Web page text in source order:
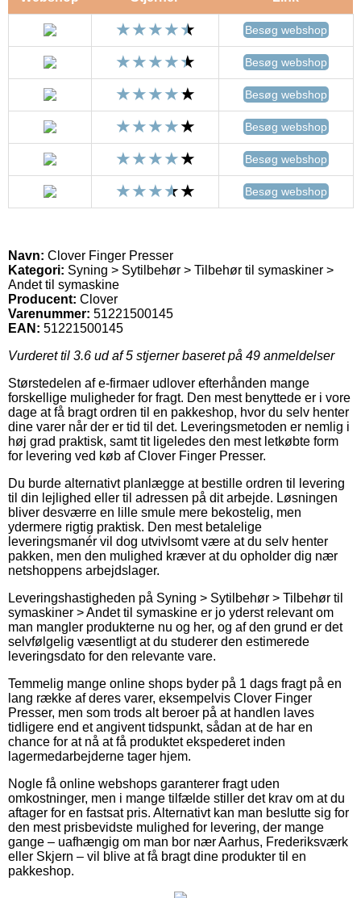
Besøg webshop
Besøg webshop
Besøg webshop
Besøg webshop
Besøg webshop
Besøg webshop
Navn: Clover Finger Presser
Kategori: Syning > Sytilbehør > Tilbehør til symaskiner >
Andet til symaskine
Producent: Clover
Varenummer: 51221500145
EAN: 51221500145
Vurderet til 3.6 ud af 5 stjerner baseret på 49 anmeldelser
Størstedelen af e-firmaer udlover efterhånden mange
forskellige muligheder for fragt. Den mest benyttede er i vore
dage at få bragt ordren til en pakkeshop, hvor du selv henter
dine varer når der er tid til det. Leveringsmetoden er nemlig i
høj grad praktisk, samt tit ligeledes den mest letkøbte form
for levering ved køb af Clover Finger Presser.
Du burde alternativt planlægge at bestille ordren til levering
til din lejlighed eller til adressen på dit arbejde. Løsningen
bliver desværre en lille smule mere bekostelig, men
ydermere rigtig praktisk. Den mest betalelige
leveringsmanér vil dog utvivlsomt være at du selv henter
pakken, men den mulighed kræver at du opholder dig nær
netshoppens arbejdslager.
Leveringshastigheden på Syning > Sytilbehør > Tilbehør til
symaskiner > Andet til symaskine er jo yderst relevant om
man mangler produkterne nu og her, og af den grund er det
selvfølgelig væsentligt at du studerer den estimerede
leveringsdato for den relevante vare.
Temmelig mange online shops byder på 1 dags fragt på en
lang række af deres varer, eksempelvis Clover Finger
Presser, men som trods alt beroer på at handlen laves
tidligere end et angivent tidspunkt, sådan at de har en
chance for at nå at få produktet ekspederet inden
lagermedarbejderne tager hjem.
Nogle få online webshops garanterer fragt uden
omkostninger, men i mange tilfælde stiller det krav om at du
aftager for en fastsat pris. Alternativt kan man beslutte sig for
den mest prisbevidste mulighed for levering, der mange
gange – uafhængig om man bor nær Aarhus, Frederiksværk
eller Skjern – vil blive at få bragt dine produkter til en
pakkeshop.